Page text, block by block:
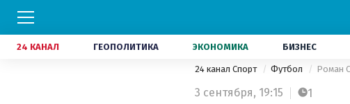
24 КАНАЛ ГЕОПОЛИТИКА ЭКОНОМИКА БИЗНЕС
24 канал Спорт Футбол Роман
3 сентября, 19:15 1